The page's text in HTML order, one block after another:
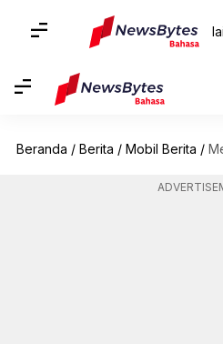
Beranda / Berita / Mobil Berita /